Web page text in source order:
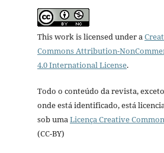
This work is licensed under a
Commons Attribution-
4.0 International License.
Todo o conteúdo da revista, exceto
onde está identificado, está
sob uma Licença Creative
(CC-BY)